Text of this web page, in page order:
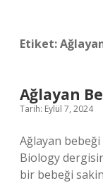
Etiket:
Ağlayan
Tarih: Eylül 7, 2024
Ağlayan
Biology
bir bebeği